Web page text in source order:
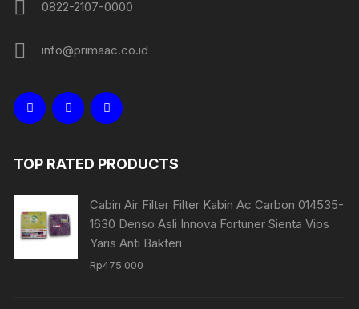
0822-2107-0000
info@primaac.co.id
TOP RATED PRODUCTS
Cabin Air Filter Filter Kabin Ac Carbon 014535-
1630 Denso Asli Innova Fortuner Sienta Vios
Yaris Anti Bakteri
Rp475.000